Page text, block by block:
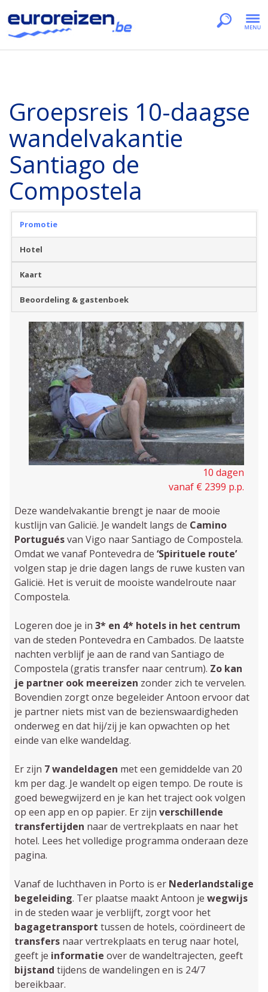
Groepsreis 10-daagse
wandelvakantie
Santiago de
Compostela
Promotie
Hotel
Kaart
Beoordeling & gastenboek
10 dagen
vanaf € 2399 p.p.
Deze wandelvakantie brengt je naar de mooie
kustlijn van Galicië. Je wandelt langs de Camino
Portuguésvan Vigo naar Santiago de Compostela.
Omdat we vanaf Pontevedra de ‘Spirituele route’
volgen stap je drie dagen langs de ruwe kusten van
Galicië. Het is veruit de mooiste wandelroute naar
Compostela.
Logeren doe je in 3* en 4* hotels in het centrum
van de steden Pontevedra en Cambados. De laatste
nachten verblijf je aan de rand van Santiago de
Compostela (gratis transfer naar centrum). Zo kan
je partner ook meereizen zonder zich te vervelen.
Bovendien zorgt onze begeleider Antoon ervoor dat
je partner niets mist van de bezienswaardigheden
onderweg en dat hij/zij je kan opwachten op het
einde van elke wandeldag.
Er zijn 7 wandeldagen met een gemiddelde van 20
km per dag. Je wandelt op eigen tempo. De route is
goed bewegwijzerd en je kan het traject ook volgen
op een app en op papier. Er zijn verschillende
transfertijden naar de vertrekplaats en naar het
hotel. Lees het volledige programma onderaan deze
pagina.
Vanaf de luchthaven in Porto is er Nederlandstalige
begeleiding. Ter plaatse maakt Antoon je wegwijs
in de steden waar je verblijft, zorgt voor het
bagagetransport tussen de hotels, coördineert de
transfers naar vertrekplaats en terug naar hotel,
geeft je informatie over de wandeltrajecten, geeft
bijstand tijdens de wandelingen en is 24/7
bereikbaar.